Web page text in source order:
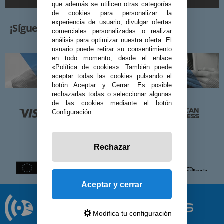
¡Síguenos!
que además se utilicen otras categorías
de cookies para personalizar la
experiencia de usuario, divulgar ofertas
comerciales personalizadas o realizar
análisis para optimizar nuestra oferta. El
usuario puede retirar su consentimiento
en todo momento, desde el enlace
«Política de cookies». También puede
aceptar todas las cookies pulsando el
botón Aceptar y Cerrar. Es posible
rechazarlas todas o seleccionar algunas
de las cookies mediante el botón
Configuración.
Rechazar
Aceptar y cerrar
Modifica tu configuración